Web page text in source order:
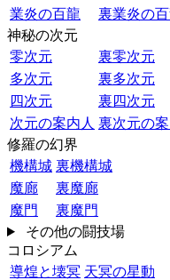
業炎の百龍
裏業炎の
神秘の次元
零次元
裏零次元
多次元
裏多次元
四次元
裏四次元
次元の案内人 裏次元の案
修羅の幻界
機構城 裏機構城
魔廊
裏魔廊
魔門
裏魔門
その他の闘技場
コロシアム
導煌と壊冥 天冥の星動